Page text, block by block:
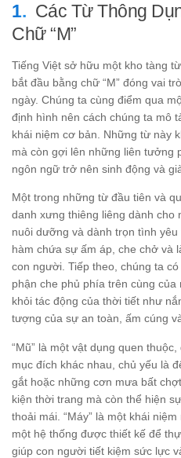
Các Từ Thông
Chữ “M”
Tiếng Việt sở hữu một kho tàng
bắt đầu bằng chữ “M” đóng vai
ngày. Chúng ta cùng điểm qua
định hình nên cách chúng ta mô
khái niệm cơ bản. Những từ này
mà còn gợi lên những liên tưởng
ngôn ngữ trở nên sinh động và
Một trong những từ đầu tiên và
danh xưng thiêng liêng dành cho
nuôi dưỡng và dành trọn tình
hàm chứa sự ấm áp, che chở và
con người. Tiếp theo, chúng ta
phận che phủ phía trên cùng
khỏi tác động của thời tiết như
tượng của sự an toàn, ấm cúng
“Mũ” là một vật dụng quen
mục đích khác nhau, chủ yếu là
gắt hoặc những cơn mưa bất
kiện thời trang mà còn thể hiện
thoải mái. “Máy” là một khái
một hệ thống được thiết kế để
giúp con người tiết kiệm sức lực